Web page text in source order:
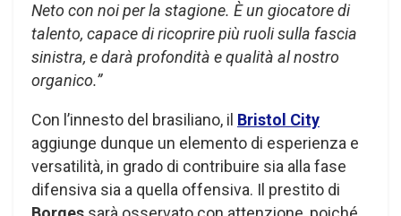
Neto con noi per la stagione. È un giocatore di
talento, capace di ricoprire più ruoli sulla fascia
sinistra, e darà profondità e qualità al nostro
organico.”
Con l’innesto del brasiliano, il Bristol City
aggiunge dunque un elemento di esperienza e
versatilità, in grado di contribuire sia alla fase
difensiva sia a quella offensiva. Il prestito di